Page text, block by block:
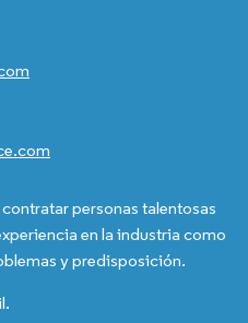
personas talentosas
en la industria como
y predisposición.